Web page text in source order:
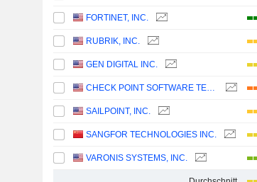
FORTINET, INC.
RUBRIK, INC.
GEN DIGITAL INC.
CHECK POINT SOFTWARE TECHNOLOGIES LTD.
SAILPOINT, INC.
SANGFOR TECHNOLOGIES INC.
VARONIS SYSTEMS, INC.